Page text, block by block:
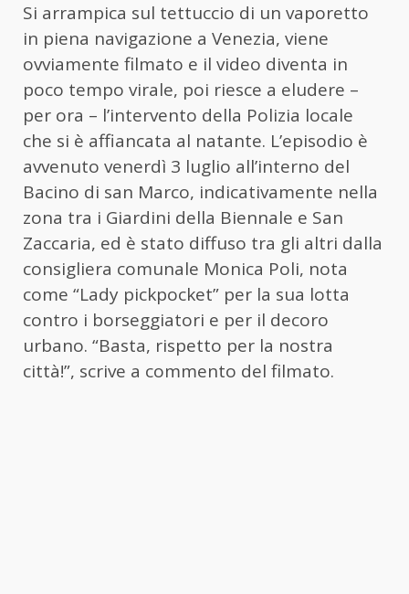
Si arrampica sul tettuccio di un vaporetto
in piena navigazione a Venezia, viene
ovviamente filmato e il video diventa in
poco tempo virale, poi riesce a eludere –
per ora – l’intervento della Polizia locale
che si è affiancata al natante. L’episodio è
avvenuto venerdì 3 luglio all’interno del
Bacino di san Marco, indicativamente nella
zona tra i Giardini della Biennale e San
Zaccaria, ed è stato diffuso tra gli altri dalla
consigliera comunale Monica Poli, nota
come “Lady pickpocket” per la sua lotta
contro i borseggiatori e per il decoro
urbano. “Basta, rispetto per la nostra
città!”, scrive a commento del filmato.